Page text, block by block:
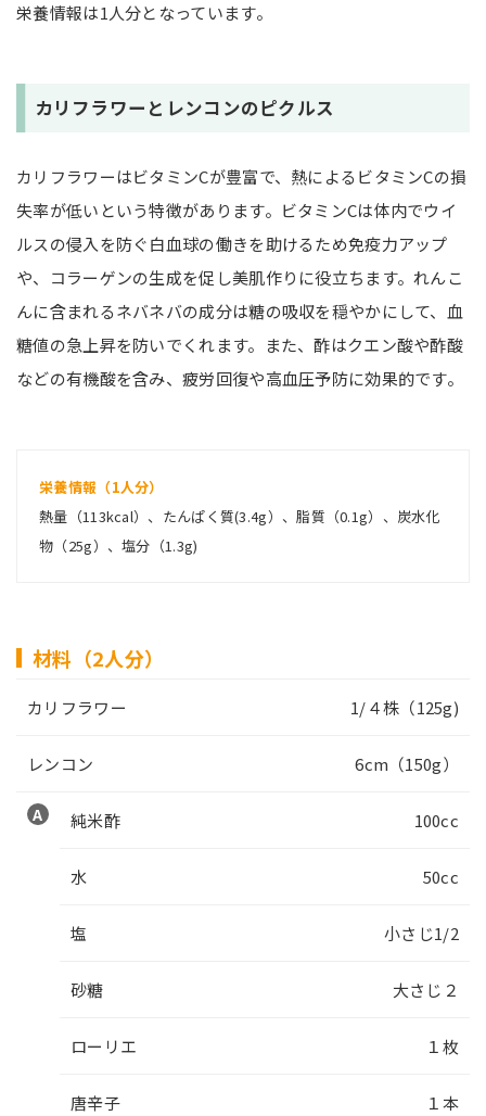
栄養情報は1人分となっています。
カリフラワーとレンコンのピクルス
カリフラワーはビタミンCが豊富で、熱によるビタミンCの損
失率が低いという特徴があります。ビタミンCは体内でウイ
ルスの侵入を防ぐ白血球の働きを助けるため免疫力アップ
や、コラーゲンの生成を促し美肌作りに役立ちます。れんこ
んに含まれるネバネバの成分は糖の吸収を穏やかにして、血
糖値の急上昇を防いでくれます。また、酢はクエン酸や酢酸
などの有機酸を含み、疲労回復や高血圧予防に効果的です。
栄養情報（1人分）
熱量（113kcal）、たんぱく質(3.4g）、脂質（0.1g）、炭水化
物（25g）、塩分（1.3g)
材料（2人分）
カリフラワー 1/４株（125g)
レンコン 6cm（150g）
純米酢 100cc
水 50cc
塩 小さじ1/2
砂糖 大さじ２
ローリエ １枚
唐辛子 １本